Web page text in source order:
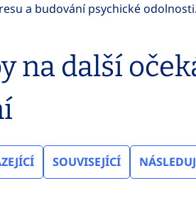
a budování psychické odolnosti.
na další
SOUVISEJÍCÍ